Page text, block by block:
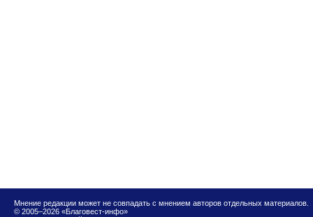
Мнение редакции может не совпадать с мнением авторов отдельных материалов.
© 2005–2026 «Благовест-инфо»